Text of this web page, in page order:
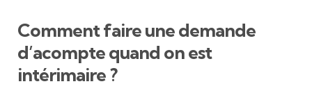
Comment faire une demande
d’acompte quand on est
intérimaire ?